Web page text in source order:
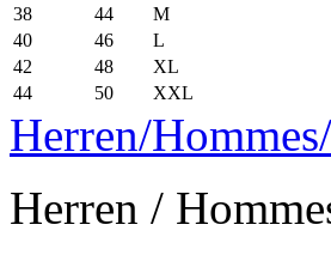
38
44
M
40
46
L
42
48
XL
44
50 XXL
Herren/
Herren /